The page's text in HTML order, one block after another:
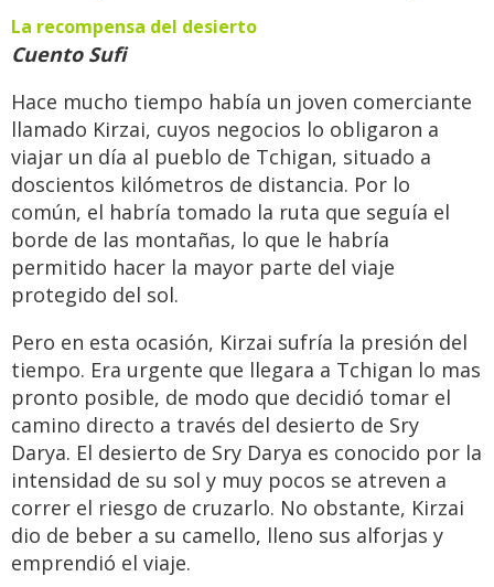
La recompensa del desierto
Cuento Sufi
Hace mucho tiempo había un joven comerciante
llamado Kirzai, cuyos negocios lo obligaron a
viajar un día al pueblo de Tchigan, situado a
doscientos kilómetros de distancia. Por lo
común, el habría tomado la ruta que seguía el
borde de las montañas, lo que le habría
permitido hacer la mayor parte del viaje
protegido del sol.
Pero en esta ocasión, Kirzai sufría la presión del
tiempo. Era urgente que llegara a Tchigan lo mas
pronto posible, de modo que decidió tomar el
camino directo a través del desierto de Sry
Darya. El desierto de Sry Darya es conocido por la
intensidad de su sol y muy pocos se atreven a
correr el riesgo de cruzarlo. No obstante, Kirzai
dio de beber a su camello, lleno sus alforjas y
emprendió el viaje.